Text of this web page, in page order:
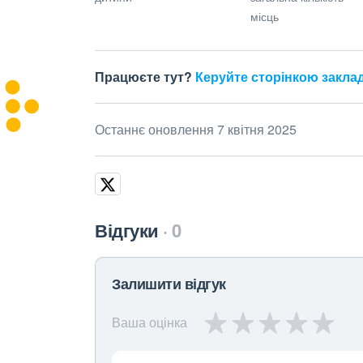
місць
Працюєте тут? Керуйте сторінкою
Останнє оновлення 7 квітня 2025
Відгуки 0
Залишити відгук
Ваша оцінка